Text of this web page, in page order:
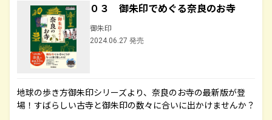
０３ 御朱印でめぐる奈良のお寺
御朱印
2024.06.27 発売
地球の歩き方御朱印シリーズより、奈良のお寺の最新版が登
場！すばらしい古寺と御朱印の数々に合いに出かけませんか？